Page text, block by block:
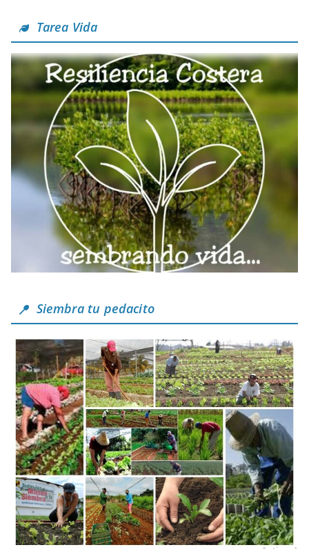
Tarea Vida
Siembra tu pedacito